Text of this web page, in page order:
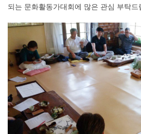
되는 문화활동가대회에 많은 관심 부탁드